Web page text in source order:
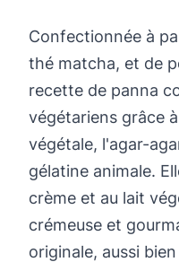
Confectionnée à
thé matcha, et de
recette de panna
végétariens grâce
végétale, l'agar-
gélatine animale.
crème et au lait
crémeuse et
originale, aussi